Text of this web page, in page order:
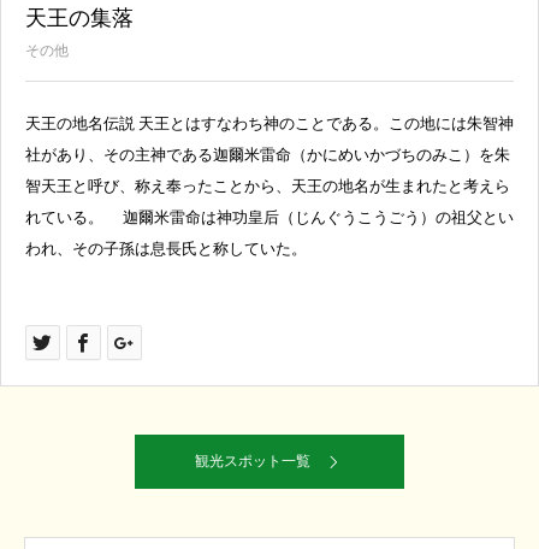
天王の集落
その他
天王の地名伝説 天王とはすなわち神のことである。この地には朱智神
社があり、その主神である迦爾米雷命（かにめいかづちのみこ）を朱
智天王と呼び、称え奉ったことから、天王の地名が生まれたと考えら
れている。 迦爾米雷命は神功皇后（じんぐうこうごう）の祖父とい
われ、その子孫は息長氏と称していた。
観光スポット一覧